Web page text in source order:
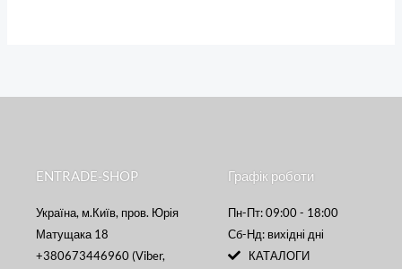
ENTRADE-SHOP
Україна, м.Київ, пров. Юрія
Матущака 18
+380673446960 (Viber,
Графік роботи
Пн-Пт: 09:00 - 18:00
Сб-Нд: вихідні дні
КАТАЛОГИ